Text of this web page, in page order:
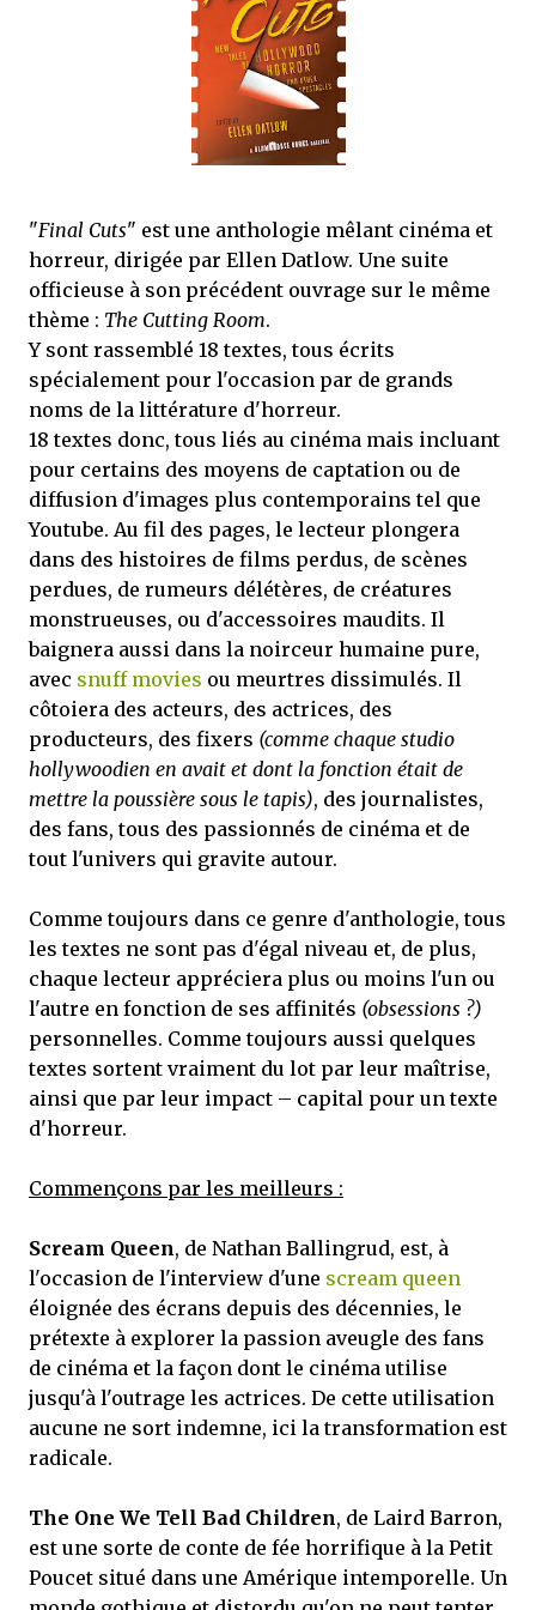
mettre sous tous les yeux. C'est cela...
"Final Cuts" est une anthologie mêlant cinéma et
horreur, dirigée par Ellen Datlow. Une suite
officieuse à son précédent ouvrage sur le même
thème : The Cutting Room.
Y sont rassemblé 18 textes, tous écrits
spécialement pour l'occasion par de grands
noms de la littérature d'horreur.
18 textes donc, tous liés au cinéma mais incluant
pour certains des moyens de captation ou de
diffusion d'images plus contemporains tel que
Youtube. Au fil des pages, le lecteur plongera
dans des histoires de films perdus, de scènes
perdues, de rumeurs délétères, de créatures
monstrueuses, ou d'accessoires maudits. Il
baignera aussi dans la noirceur humaine pure,
avec snuff movies ou meurtres dissimulés. Il
côtoiera des acteurs, des actrices, des
producteurs, des fixers (comme chaque studio
hollywoodien en avait et dont la fonction était de
mettre la poussière sous le tapis), des journalistes,
des fans, tous des passionnés de cinéma et de
tout l'univers qui gravite autour.
Comme toujours dans ce genre d'anthologie, tous
les textes ne sont pas d'égal niveau et, de plus,
chaque lecteur appréciera plus ou moins l'un ou
l'autre en fonction de ses affinités (obsessions ?)
personnelles. Comme toujours aussi quelques
textes sortent vraiment du lot par leur maîtrise,
ainsi que par leur impact – capital pour un texte
d'horreur.
Commençons par les meilleurs :
Scream Queen, de Nathan Ballingrud, est, à
l'occasion de l'interview d'une scream queen
éloignée des écrans depuis des décennies, le
prétexte à explorer la passion aveugle des fans
de cinéma et la façon dont le cinéma utilise
jusqu'à l'outrage les actrices. De cette utilisation
aucune ne sort indemne, ici la transformation est
radicale.
The One We Tell Bad Children, de Laird Barron,
est une sorte de conte de fée horrifique à la Petit
Poucet situé dans une Amérique intemporelle. Un